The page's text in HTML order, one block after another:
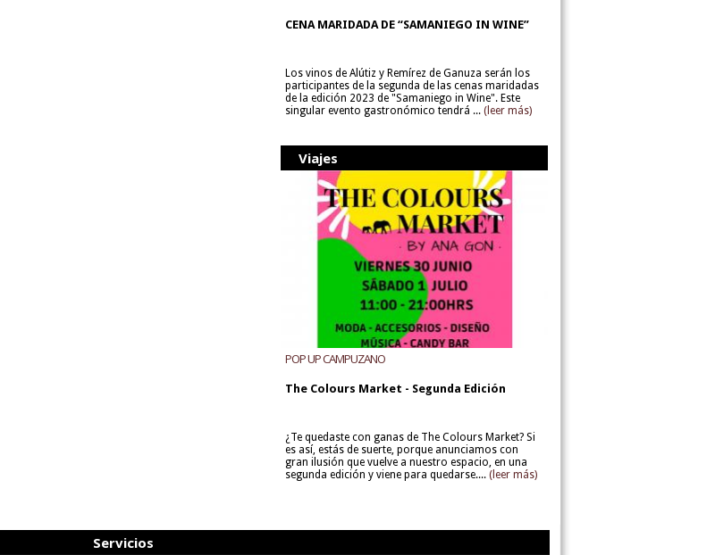
CENA MARIDADA DE “SAMANIEGO IN WINE”
Los vinos de Alútiz y Remírez de Ganuza serán los
participantes de la segunda de las cenas maridadas
de la edición 2023 de "Samaniego in Wine". Este
singular evento gastronómico tendrá ... (leer más)
Viajes
POP UP CAMPUZANO
The Colours Market - Segunda Edición
¿Te quedaste con ganas de The Colours Market? Si
es así, estás de suerte, porque anunciamos con
gran ilusión que vuelve a nuestro espacio, en una
segunda edición y viene para quedarse.... (leer más)
Servicios